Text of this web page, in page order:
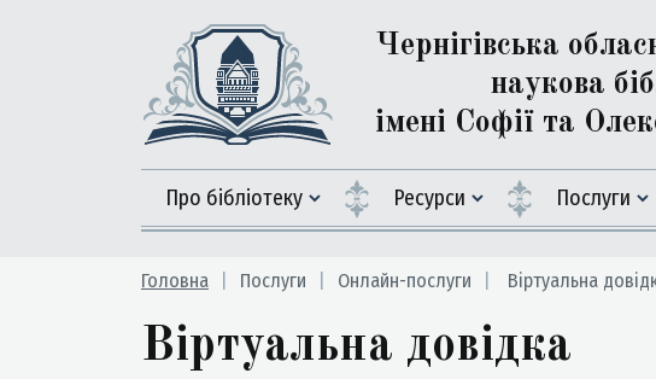
Чернігівська
наукова
імені Софії та
Про бібліотеку Ресурси Послуги
Головна Послуги Онлайн-послуги Вiртуальна
Вiртуальна довiдка